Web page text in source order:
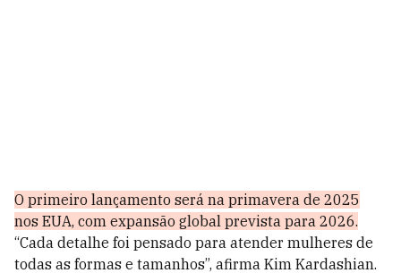
O primeiro lançamento será na primavera de 2025
nos EUA, com expansão global prevista para 2026.
“Cada detalhe foi pensado para atender mulheres de
todas as formas e tamanhos”, afirma Kim Kardashian.